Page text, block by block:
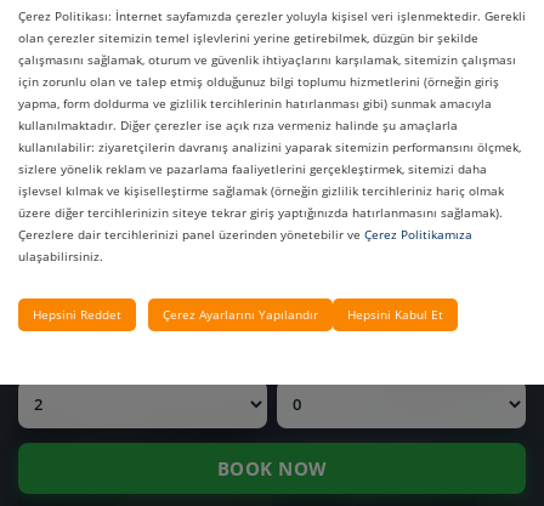
Konaklama
Konaklama
Konaklama
Konaklama
Konaklama
Konaklama
Sahil
Sahil
Sahil
Sahil
Sahil
Sahil
Yiyecek ve İçecek
Yiyecek ve İçecek
SPA
SPA
SPA
SPA
SPA
SPA
SPA
SPA
FIYAT SORGULA
OTELLERIMIZ
BOOK NOW
Çerez Politikası: İnternet sayfamızda çerezler yoluyla kişisel veri işlenmektedir. Gerekli
olan çerezler sitemizin temel işlevlerini yerine getirebilmek, düzgün bir şekilde
çalışmasını sağlamak, oturum ve güvenlik ihtiyaçlarını karşılamak, sitemizin çalışması
için zorunlu olan ve talep etmiş olduğunuz bilgi toplumu hizmetlerini (örneğin giriş
yapma, form doldurma ve gizlilik tercihlerinin hatırlanması gibi) sunmak amacıyla
kullanılmaktadır. Diğer çerezler ise açık rıza vermeniz halinde şu amaçlarla
kullanılabilir: ziyaretçilerin davranış analizini yaparak sitemizin performansını ölçmek,
sizlere yönelik reklam ve pazarlama faaliyetlerini gerçekleştirmek, sitemizi daha
işlevsel kılmak ve kişiselleştirme sağlamak (örneğin gizlilik tercihleriniz hariç olmak
üzere diğer tercihlerinizin siteye tekrar giriş yaptığınızda hatırlanmasını sağlamak).
Çerezlere dair tercihlerinizi panel üzerinden yönetebilir ve Çerez Politikamıza
ulaşabilirsiniz.
Hepsini Reddet Çerez Ayarlarını Yapılandır Hepsini Kabul Et